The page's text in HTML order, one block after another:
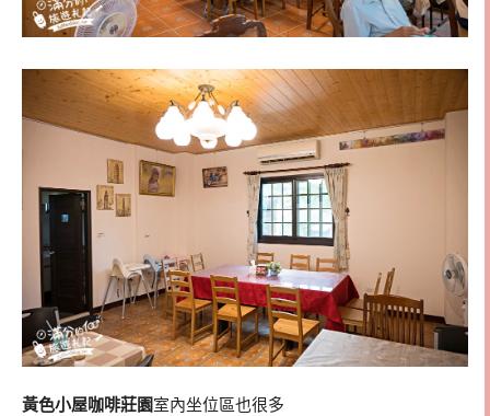
黃色小屋咖啡莊園室內坐位區也很多